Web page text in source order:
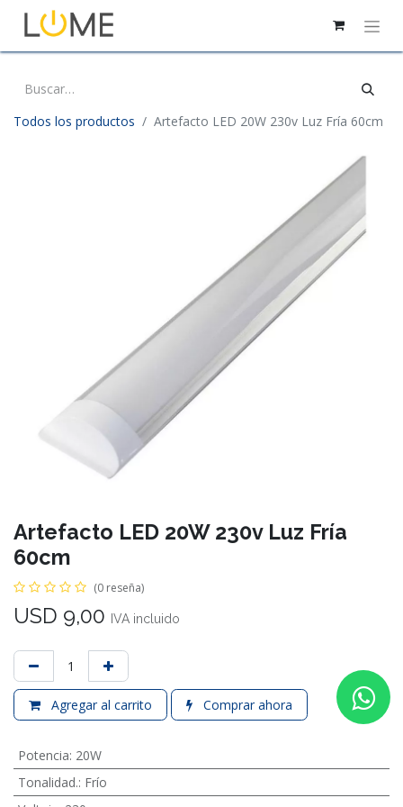
Todos los productos Artefacto LED 20W 230v Luz Fría 60cm
Artefacto LED 20W 230v Luz Fría
60cm
(0 reseña)
USD 9,00 IVA incluido
Agregar al carrito Comprar ahora
Potencia: 20W
Tonalidad.: Frío